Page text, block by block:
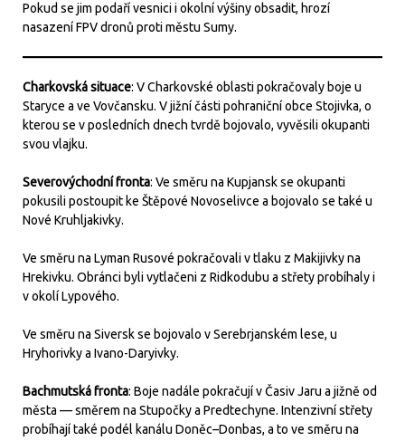
Pokud se jim podaří vesnici i okolní výšiny obsadit, hrozí
nasazení FPV dronů proti městu Sumy.
Charkovská situace: V Charkovské oblasti pokračovaly boje u
Staryce a ve Vovčansku. V jižní části pohraniční obce Stojivka, o
kterou se v posledních dnech tvrdě bojovalo, vyvěsili okupanti
svou vlajku.
Severovýchodní fronta: Ve směru na Kupjansk se okupanti
pokusili postoupit ke Štěpové Novoselivce a bojovalo se také u
Nové Kruhljakivky.
Ve směru na Lyman Rusové pokračovali v tlaku z Makijivky na
Hrekivku. Obránci byli vytlačeni z Ridkodubu a střety probíhaly i
v okolí Lypového.
Ve směru na Siversk se bojovalo v Serebrjanském lese, u
Hryhorivky a Ivano-Daryivky.
Bachmutská fronta: Boje nadále pokračují v Časiv Jaru a jižně od
města — směrem na Stupočky a Predtechyne. Intenzivní střety
probíhají také podél kanálu Doněc–Donbas, a to ve směru na